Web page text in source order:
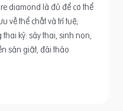
diamond là đủ để cơ thể
về thể chất và trí tuệ;
kỳ: sảy thai, sinh non,
sản giật, đái tháo